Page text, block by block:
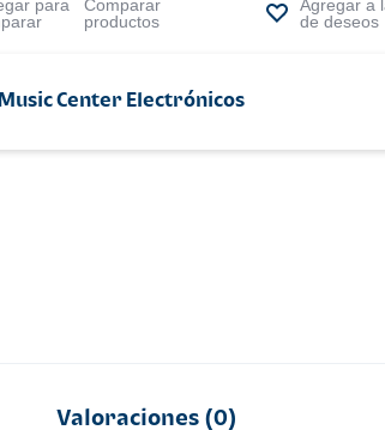
Comparar
productos
Music Center Electrónicos
Valoraciones (0)